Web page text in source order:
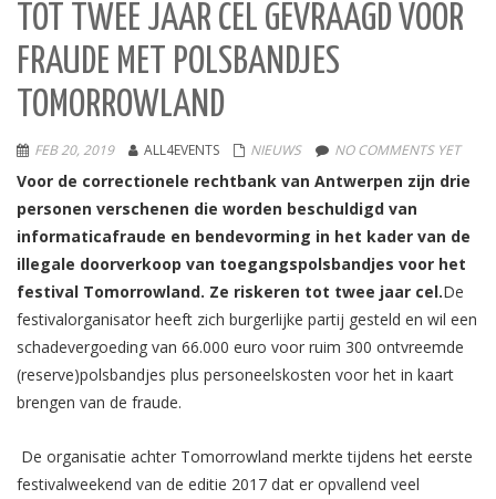
TOT TWEE JAAR CEL GEVRAAGD VOOR
FRAUDE MET POLSBANDJES
TOMORROWLAND
FEB 20, 2019 ALL4EVENTS NIEUWS NO COMMENTS YET
Voor de correctionele rechtbank van Antwerpen zijn drie
personen verschenen die worden beschuldigd van
informaticafraude en bendevorming in het kader van de
illegale doorverkoop van toegangspolsbandjes voor het
festival Tomorrowland. Ze riskeren tot twee jaar cel.De
festivalorganisator heeft zich burgerlijke partij gesteld en wil een
schadevergoeding van 66.000 euro voor ruim 300 ontvreemde
(reserve)polsbandjes plus personeelskosten voor het in kaart
brengen van de fraude.
De organisatie achter Tomorrowland merkte tijdens het eerste
festivalweekend van de editie 2017 dat er opvallend veel